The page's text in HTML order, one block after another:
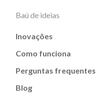
Baú de ideias
Inovações
Como funciona
Perguntas frequentes
Blog